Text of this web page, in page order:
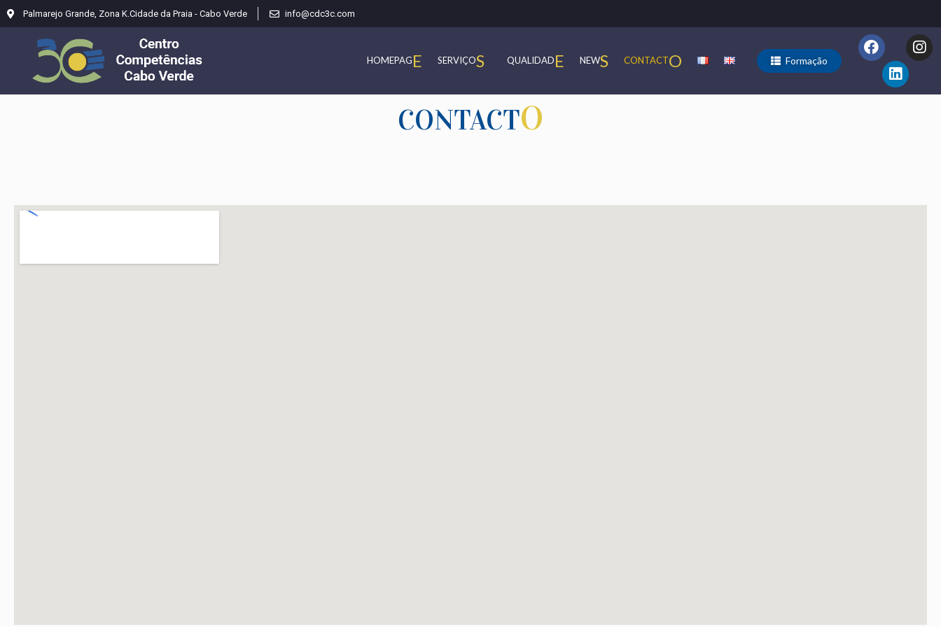
Palmarejo Grande, Zona K.Cidade da Praia - Cabo Verde info@cdc3c.com
HOMEPAGE SERVIÇOS QUALIDADE NEWS CONTACTO Formação
CONTACTO